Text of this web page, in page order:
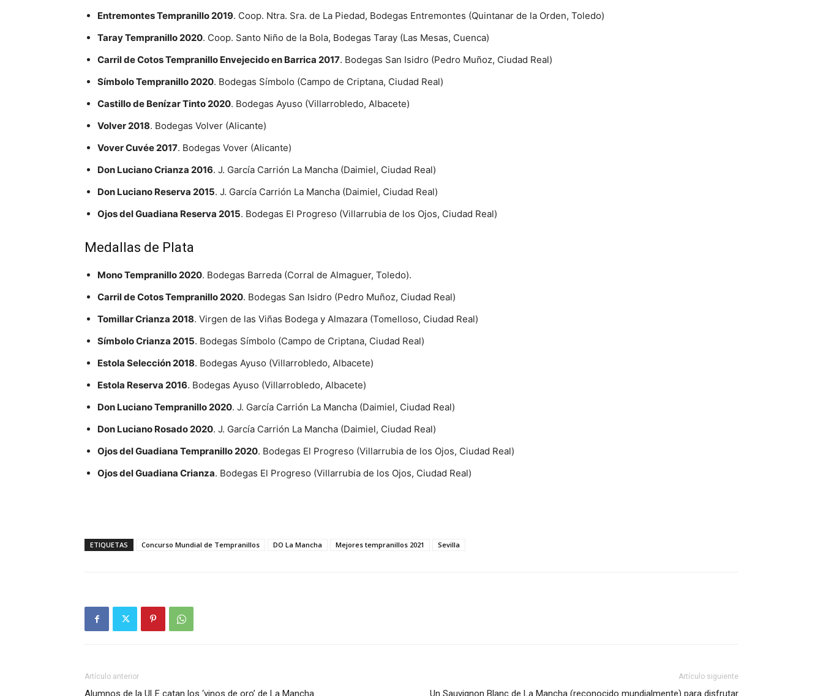
Entremontes Tempranillo 2019. Coop. Ntra. Sra. de La Piedad, Bodegas Entremontes (Quintanar de la Orden, Toledo)
Taray Tempranillo 2020. Coop. Santo Niño de la Bola, Bodegas Taray (Las Mesas, Cuenca)
Carril de Cotos Tempranillo Envejecido en Barrica 2017. Bodegas San Isidro (Pedro Muñoz, Ciudad Real)
Símbolo Tempranillo 2020. Bodegas Símbolo (Campo de Criptana, Ciudad Real)
Castillo de Benízar Tinto 2020. Bodegas Ayuso (Villarrobledo, Albacete)
Volver 2018. Bodegas Volver (Alicante)
Vover Cuvée 2017. Bodegas Vover (Alicante)
Don Luciano Crianza 2016. J. García Carrión La Mancha (Daimiel, Ciudad Real)
Don Luciano Reserva 2015. J. García Carrión La Mancha (Daimiel, Ciudad Real)
Ojos del Guadiana Reserva 2015. Bodegas El Progreso (Villarrubia de los Ojos, Ciudad Real)
Medallas de Plata
Mono Tempranillo 2020. Bodegas Barreda (Corral de Almaguer, Toledo).
Carril de Cotos Tempranillo 2020. Bodegas San Isidro (Pedro Muñoz, Ciudad Real)
Tomillar Crianza 2018. Virgen de las Viñas Bodega y Almazara (Tomelloso, Ciudad Real)
Símbolo Crianza 2015. Bodegas Símbolo (Campo de Criptana, Ciudad Real)
Estola Selección 2018. Bodegas Ayuso (Villarrobledo, Albacete)
Estola Reserva 2016. Bodegas Ayuso (Villarrobledo, Albacete)
Don Luciano Tempranillo 2020. J. García Carrión La Mancha (Daimiel, Ciudad Real)
Don Luciano Rosado 2020. J. García Carrión La Mancha (Daimiel, Ciudad Real)
Ojos del Guadiana Tempranillo 2020. Bodegas El Progreso (Villarrubia de los Ojos, Ciudad Real)
Ojos del Guadiana Crianza. Bodegas El Progreso (Villarrubia de los Ojos, Ciudad Real)
ETIQUETAS Concurso Mundial de Tempranillos DO La Mancha Mejores tempranillos 2021 Sevilla
Artículo anterior
Alumnos de la ULE catan los ‘vinos de oro’ de La Mancha
Artículo siguiente
Un Sauvignon Blanc de La Mancha (reconocido mundialmente) para disfrutar